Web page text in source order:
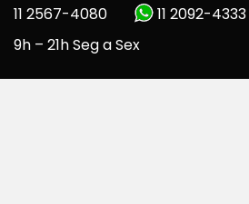
11 2567-4080
11 2092-4333
9h – 21h Seg a Sex